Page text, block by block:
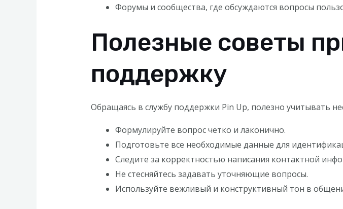
Форумы и сообщества, где обсуждаются вопросы
Полезные советы
поддержку
Обращаясь в службу поддержки Pin Up, полезно учитывать
Формулируйте вопрос четко и лаконично.
Подготовьте все необходимые данные для
Следите за корректностью написания контактной
Не стесняйтесь задавать уточняющие вопросы.
Используйте вежливый и конструктивный тон в